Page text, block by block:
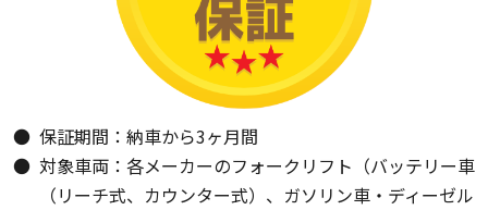
保証期間：納車から3ヶ月間
対象車両：各メーカーのフォークリフト（バッテリー車
（リーチ式、カウンター式）、ガソリン車・ディーゼル